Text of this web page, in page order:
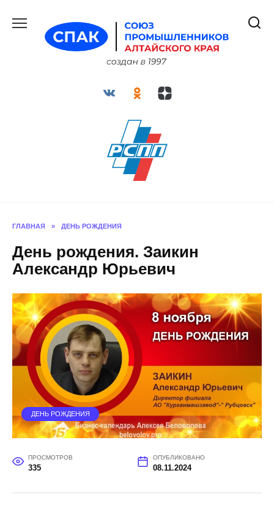
содержанию
ГЛАВНАЯ » ДЕНЬ РОЖДЕНИЯ
День рождения. Заикин
Александр Юрьевич
ДЕНЬ РОЖДЕНИЯ
ПРОСМОТРОВ
335
ОПУБЛИКОВАНО
08.11.2024